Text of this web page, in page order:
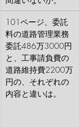
101ページ、委託
料の道路管理業務
委託486万3000円
と、工事請負費の
道路維持費2200万
円の、それぞれの
内容と違いは。